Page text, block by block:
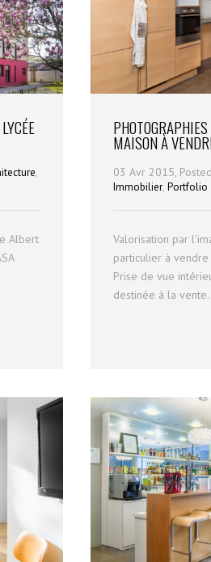
,
Albert
MAISON À
03 Avr 2015,
Immobilier,Portfolio
Valorisation par
particulier à vendre
Prise de vue
destinée à la